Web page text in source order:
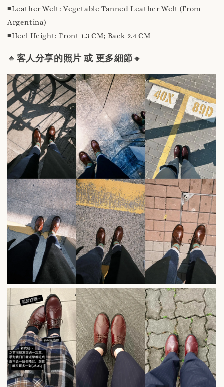
◾️Leather Welt: Vegetable Tanned Leather Welt (From
Argentina)
◾️Heel Height: Front 1.3 CM; Back 2.4 CM
🔸 客人分享的照片 或 更多細節 🔸